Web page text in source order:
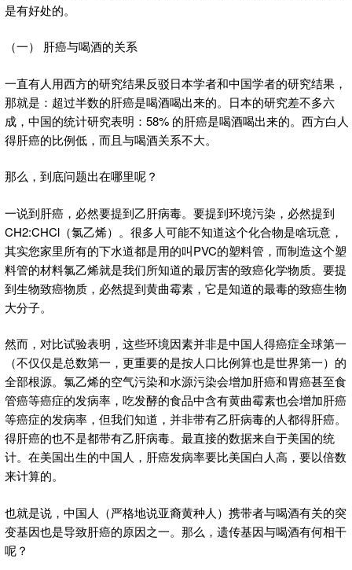
是有好处的。
（一） 肝癌与喝酒的关系
一直有人用西方的研究结果反驳日本学者和中国学者的研究结果，
那就是：超过半数的肝癌是喝酒喝出来的。日本的研究差不多六
成，中国的统计研究表明：58% 的肝癌是喝酒喝出来的。西方白人
得肝癌的比例低，而且与喝酒关系不大。
那么，到底问题出在哪里呢？
一说到肝癌，必然要提到乙肝病毒。要提到环境污染，必然提到
CH2:CHCl（氯乙烯）。很多人可能不知道这个化合物是啥玩意，
其实您家里所有的下水道都是用的叫PVC的塑料管，而制造这个塑
料管的材料氯乙烯就是我们所知道的最厉害的致癌化学物质。要提
到生物致癌物质，必然提到黄曲霉素，它是知道的最毒的致癌生物
大分子。
然而，对比试验表明，这些环境因素并非是中国人得癌症全球第一
（不仅仅是总数第一，更重要的是按人口比例算也是世界第一）的
全部根源。氯乙烯的空气污染和水源污染会增加肝癌和胃癌甚至食
管癌等癌症的发病率，吃发酵的食品中含有黄曲霉素也会增加肝癌
等癌症的发病率，但我们知道，并非带有乙肝病毒的人都得肝癌。
得肝癌的也不是都带有乙肝病毒。最直接的数据来自于美国的统
计。在美国出生的中国人，肝癌发病率要比美国白人高，要以倍数
来计算的。
也就是说，中国人（严格地说亚裔黄种人）携带者与喝酒有关的突
变基因也是导致肝癌的原因之一。那么，遗传基因与喝酒有何相干
呢？